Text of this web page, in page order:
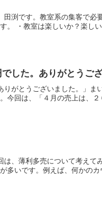
渕です。教室系の集客で必
。 ・教室は楽しいか？楽し
した。ありがとうござ
がとうございました。」ま
今回は、「４月の売上は、
、薄利多売について考えて
多いです。例えば、何かの